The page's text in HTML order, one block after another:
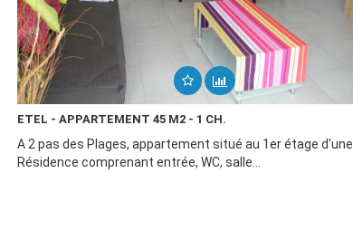
ETEL - APPARTEMENT 45 M2 - 1 CH.
A 2 pas des Plages, appartement situé au 1er étage d'une
Résidence comprenant entrée, WC, salle...